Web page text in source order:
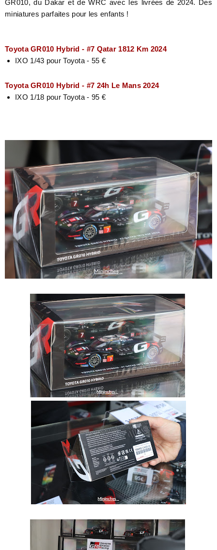
GR010, du Dakar et de WRC avec les livrées de 2024. Des
miniatures parfaites pour les enfants !
Toyota GR010 Hybrid - #7 Qatar 1812 Km 2024
IXO 1/43 pour Toyota - 55 €
Toyota GR010 Hybrid - #7 24h Le Mans 2024
IXO 1/18 pour Toyota - 95 €